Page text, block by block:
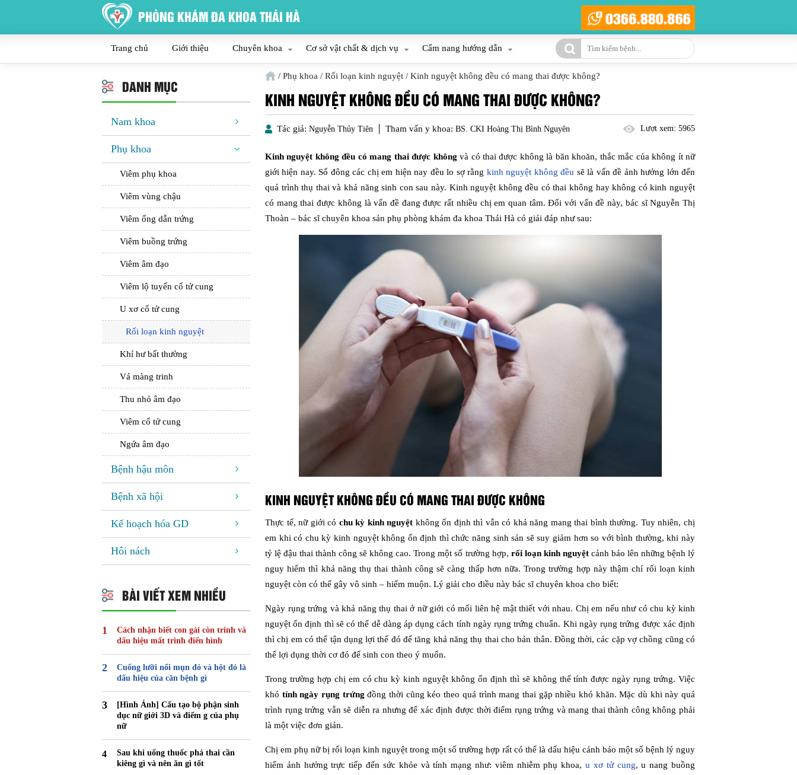
PHÒNG KHÁM ĐA KHOA THÁI HÀ
Trang chủ Giới thiệu Chuyên khoa Cơ sở vật chất & dịch vụ Cẩm nang hướng dẫn
/ Phụ khoa / Rối loạn kinh nguyệt / Kinh nguyệt không đều có mang thai được không?
KINH NGUYỆT KHÔNG ĐỀU CÓ MANG THAI ĐƯỢC KHÔNG?
Tác giả: Nguyễn Thủy Tiên Tham vấn y khoa: BS. CKI Hoàng Thị Bình Nguyên Lượt xem: 5965
Kinh nguyệt không đều có mang thai được không và có thai được không là băn khoăn, thắc mắc của không ít nữ
giới hiện nay. Số đông các chị em hiện nay đều lo sợ rằng kinh nguyệt không đều sẽ là vấn đề ảnh hưởng lớn đến
quá trình thụ thai và khả năng sinh con sau này. Kinh nguyệt không đều có thai không hay không có kinh nguyệt
có mang thai được không là vấn đề đang được rất nhiều chị em quan tâm. Đối với vấn đề này, bác sĩ Nguyễn Thị
Thoàn – bác sĩ chuyên khoa sản phụ phòng khám đa khoa Thái Hà có giải đáp như sau:
KINH NGUYỆT KHÔNG ĐỀU CÓ MANG THAI ĐƯỢC KHÔNG
Thực tế, nữ giới có chu kỳ kinh nguyệt không ổn định thì vẫn có khả năng mang thai bình thường. Tuy nhiên, chị
em khi có chu kỳ kinh nguyệt không ổn định thì chức năng sinh sản sẽ suy giảm hơn so với bình thường, khi này
tỷ lệ đậu thai thành công sẽ không cao. Trong một số trường hợp, rối loạn kinh nguyệtcảnh báo lên những bệnh lý
nguy hiểm thì khả năng thụ thai thành công sẽ càng thấp hơn nữa. Trong trường hợp này thậm chí rối loạn kinh
nguyệt còn có thể gây vô sinh – hiếm muộn. Lý giải cho điều này bác sĩ chuyên khoa cho biết:
Ngày rụng trứng và khả năng thụ thai ở nữ giới có mối liên hệ mật thiết với nhau. Chị em nếu như có chu kỳ kinh
nguyệt ổn định thì sẽ có thể dễ dàng áp dụng cách tính ngày rụng trứng chuẩn. Khi ngày rụng trứng được xác định
thì chị em có thể tận dụng lợi thế đó để tăng khả năng thụ thai cho bản thân. Đồng thời, các cặp vợ chồng cũng có
thể lợi dụng thời cơ đó để sinh con theo ý muốn.
Trong trường hợp chị em có chu kỳ kinh nguyệt không ổn định thì sẽ không thể tính được ngày rụng trứng. Việc
khó tính ngày rụng trứng đồng thời cũng kéo theo quá trình mang thai gặp nhiều khó khăn. Mặc dù khi này quá
trình rụng trứng vẫn sẽ diễn ra nhưng để xác định được thời điểm rụng trứng và mang thai thành công không phải
là một việc đơn giản.
Chị em phụ nữ bị rối loạn kinh nguyệt trong một số trường hợp rất có thể là dấu hiệu cảnh báo một số bệnh lý nguy
hiểm ảnh hưởng trực tiếp đến sức khỏe và tính mạng như: viêm nhiễm phụ khoa,u xơ tử cung, u nang buồng
DANH MỤC
Nam khoa
Phụ khoa
Viêm phụ khoa
Viêm vùng chậu
Viêm ống dẫn trứng
Viêm buồng trứng
Viêm âm đạo
Viêm lộ tuyến cổ tử cung
U xơ cổ tử cung
Rối loạn kinh nguyệt
Khí hư bất thường
Vá màng trinh
Thu nhỏ âm đạo
Viêm cổ tử cung
Ngứa âm đạo
Bệnh hậu môn
Bệnh xã hội
Kế hoạch hóa GD
Hôi nách
BÀI VIẾT XEM NHIỀU
Cách nhận biết con gái còn trinh và
dấu hiệu mất trinh điển hình
Cuống lưỡi nổi mụn đỏ và hột đỏ là
dấu hiệu của căn bệnh gì
[Hình Ảnh] Cấu tạo bộ phận sinh
dục nữ giới 3D và điểm g của phụ
nữ
Sau khi uống thuốc phá thai cần
kiêng gì và nên ăn gì tốt